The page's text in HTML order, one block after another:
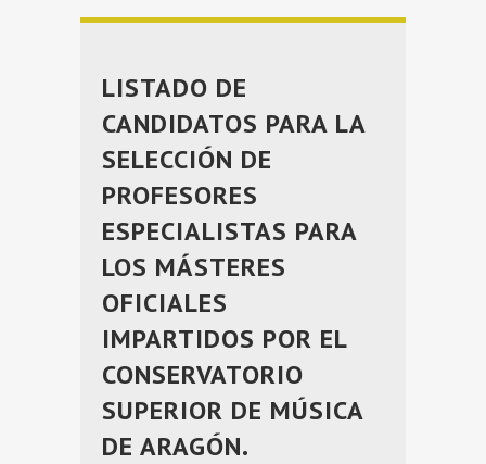
LISTADO DE
CANDIDATOS PARA LA
SELECCIÓN DE
PROFESORES
ESPECIALISTAS PARA
LOS MÁSTERES
OFICIALES
IMPARTIDOS POR EL
CONSERVATORIO
SUPERIOR DE MÚSICA
DE ARAGÓN.